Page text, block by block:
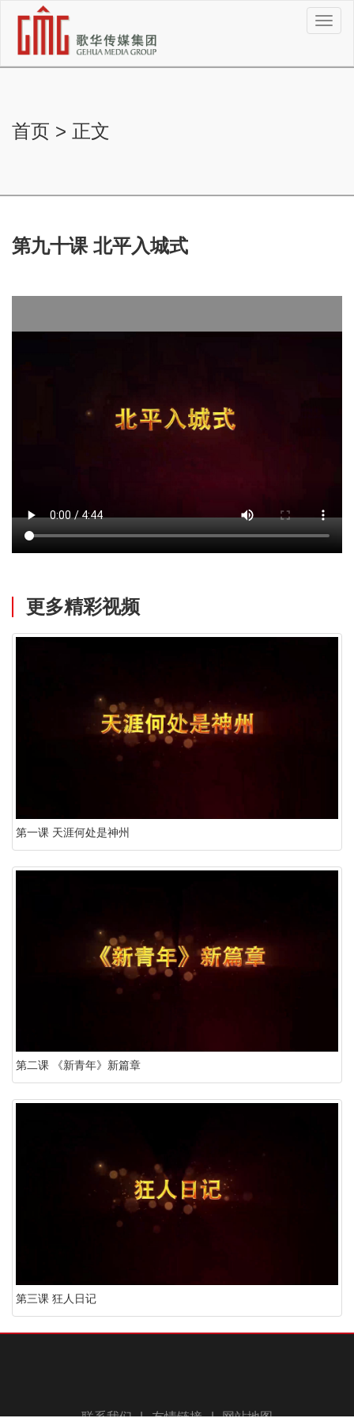
切
换
航
首页 > 正文
第九十课 北平入城式
更多精彩视频
第一课 天涯何处是神州
第二课 《新青年》新篇章
第三课 狂人日记